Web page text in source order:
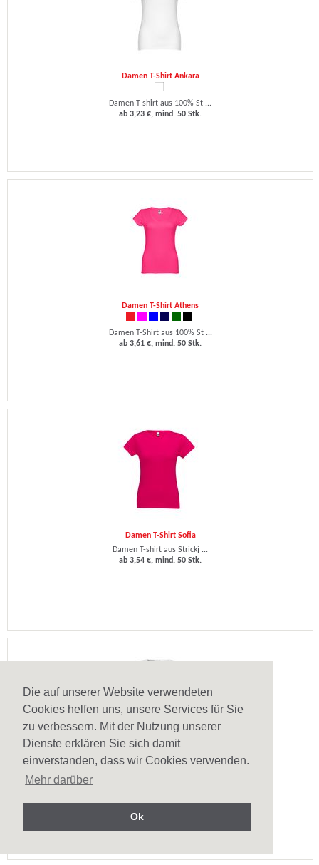
Die auf unserer Website verwendeten
Cookies helfen uns, unsere Services für Sie
zu verbessern. Mit der Nutzung unserer
Dienste erklären Sie sich damit
einverstanden, dass wir Cookies verwenden.
Mehr darüber
Ok
Damen T-Shirt Ankara
Damen T-shirt aus 100% St ...
ab 3,23 €, mind. 50 Stk.
Damen T-Shirt Athens
Damen T-Shirt aus 100% St ...
ab 3,61 €, mind. 50 Stk.
Damen T-Shirt Sofia
Damen T-shirt aus Strickj ...
ab 3,54 €, mind. 50 Stk.
Damen T-Shirt Sofia